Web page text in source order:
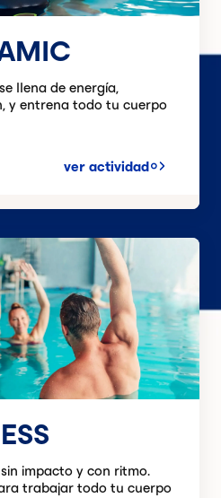
llena de energía,
y entrena todo tu cuerpo
ver actividad
impacto y con ritmo.
trabajar todo tu cuerpo